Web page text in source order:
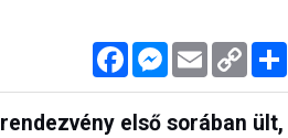
FacebookMessenger
Email Copy
Link
első sorában ült,